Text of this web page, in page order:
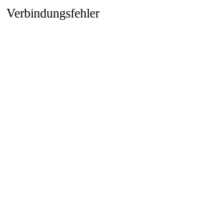
Verbindungsfehler